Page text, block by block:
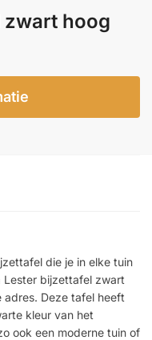
zwart hoog
die je in elke tuin
Lester bijzettafel zwart
adres. Deze tafel heeft
kleur van het
ook een moderne tuin of